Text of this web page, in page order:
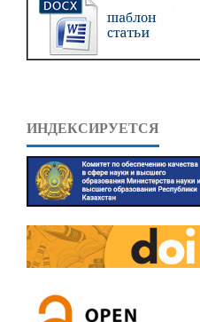
ИНДЕКСИРУЕТСЯ